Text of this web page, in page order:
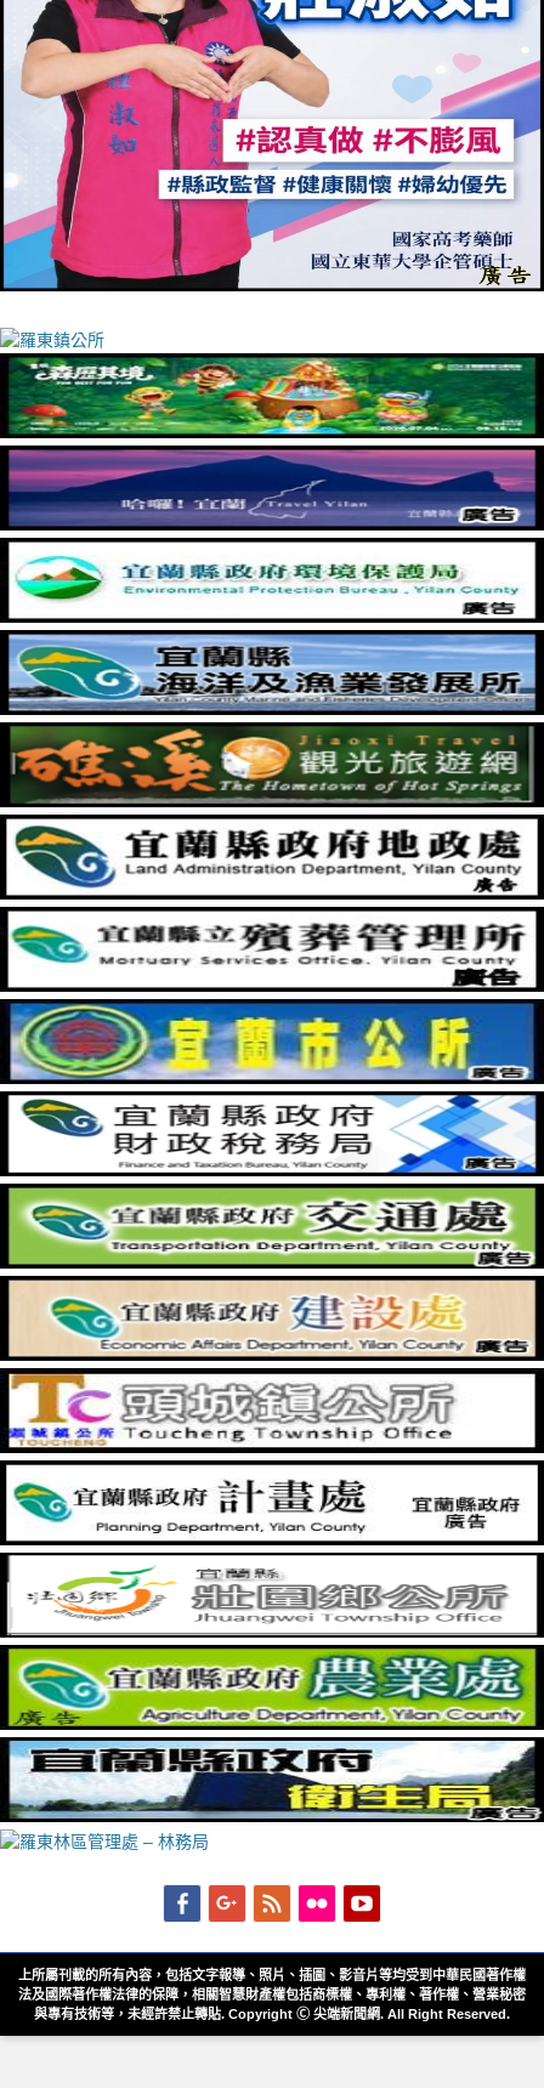
FacebookGoogleplus
Feed Flickr
上所屬刊載的所有內容，包括文字報導、照片、插圖、影音片等均受到中華民國著作權
法及國際著作權法律的保障，相關智慧財產權包括商標權、專利權、著作權、營業秘密
與專有技術等，未經許禁止轉貼. Copyright Ⓒ 尖端新聞網. All Right Reserved.